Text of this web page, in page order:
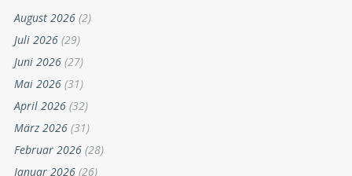
August 2026 (2)
Juli 2026 (29)
Juni 2026 (27)
Mai 2026 (31)
April 2026 (32)
März 2026 (31)
Februar 2026 (28)
Januar 2026 (26)